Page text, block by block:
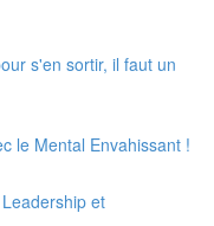
s'en sortir, il faut un
le Mental Envahissant !
et